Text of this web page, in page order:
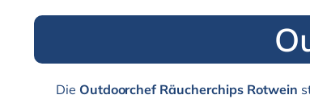
Die Outdoorchef Räucherchips Rotwein